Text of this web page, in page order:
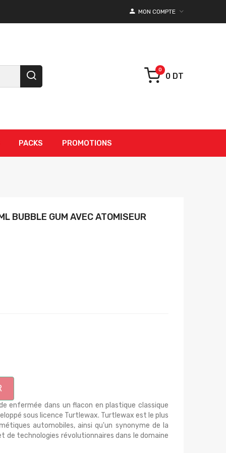
MON COMPTE
0 DT
PACKS PROMOTIONS
BUBBLE GUM AVEC ATOMISEUR
enfermée dans un flacon en plastique classique
sous licence Turtlewax. Turtlewax est le plus
automobiles, ainsi qu'un synonyme de la
de technologies révolutionnaires dans le domaine